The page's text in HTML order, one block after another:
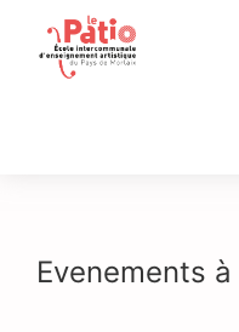
Evenements